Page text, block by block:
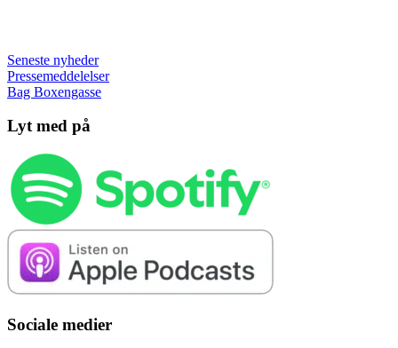
Seneste nyheder
Pressemeddelelser
Bag Boxengasse
Lyt med på
Sociale medier